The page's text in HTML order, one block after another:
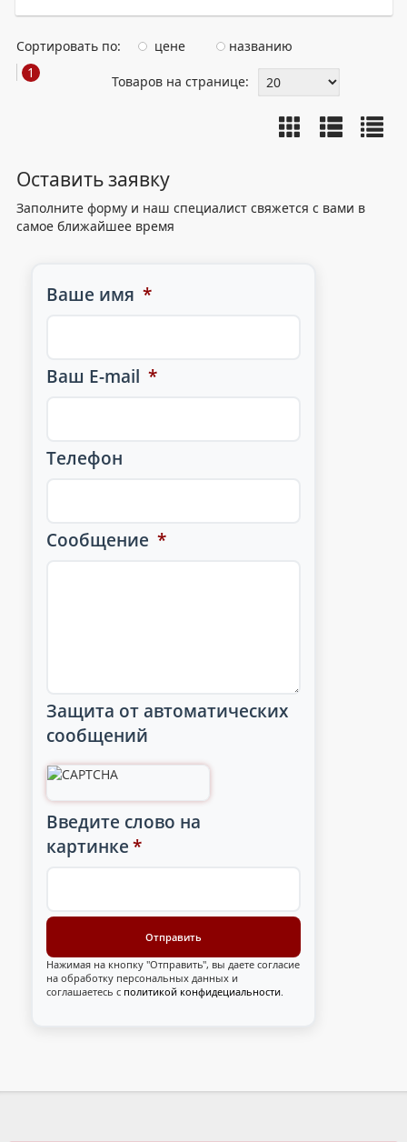
Сортировать по: цене
названию
1
Товаров на странице:
Оставить заявку
Заполните форму и наш специалист свяжется с вами в
самое ближайшее время
Ваше имя *
Ваш E-mail *
Телефон
Сообщение *
Защита от автоматических
сообщений
Введите слово на
картинке *
Нажимая на кнопку "Отправить", вы даете согласие
на обработку персональных данных и
соглашаетесь с политикой конфидециальности.